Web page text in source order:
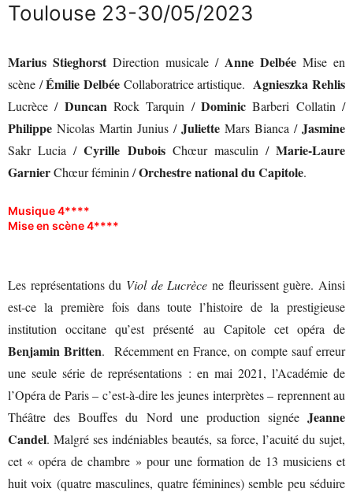
Toulouse 23-30/05/2023
Marius StieghorstDirection musicale / Anne Delbée Mise en
scène /Émilie DelbéeCollaboratrice artistique. Agnieszka Rehlis
Lucrèce / Duncan Rock Tarquin /Dominic Barberi Collatin /
Philippe Nicolas Martin Junius / Juliette Mars Bianca / Jasmine
Sakr Lucia /Cyrille DuboisChœur masculin / Marie-Laure
GarnierChœur féminin /Orchestre national du Capitole.
Musique 4****
Mise en scène 4****
Les représentations du Viol de Lucrèce ne fleurissent guère. Ainsi
est-ce la première fois dans toute l’histoire de la prestigieuse
institution occitane qu’est présenté au Capitole cet opéra de
Benjamin Britten. Récemment en France, on compte sauf erreur
une seule série de représentations : en mai 2021, l’Académie de
l’Opéra de Paris – c’est-à-dire les jeunes interprètes – reprennent au
Théâtre des Bouffes du Nord une production signée Jeanne
Candel. Malgré ses indéniables beautés, sa force, l’acuité du sujet,
cet « opéra de chambre » pour une formation de 13 musiciens et
huit voix (quatre masculines, quatre féminines) semble peu séduire